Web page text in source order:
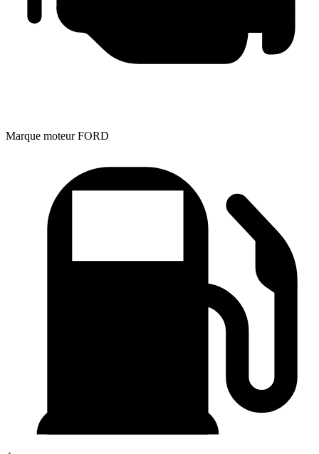
Marque moteur FORD